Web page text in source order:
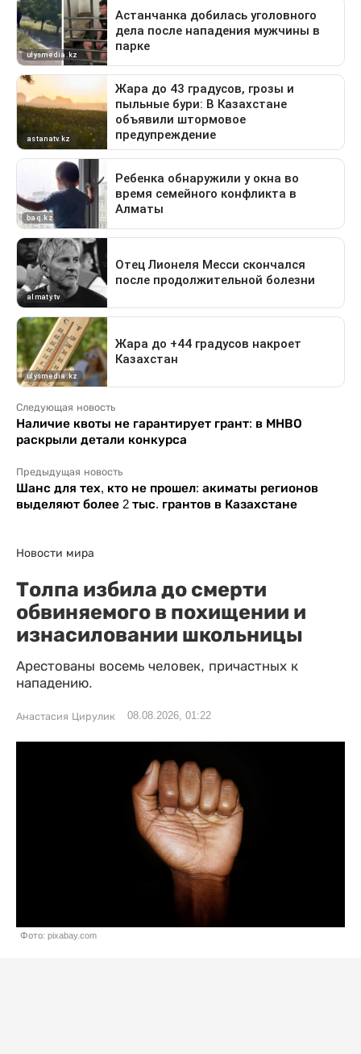
Следующая новость
Наличие квоты не гарантирует грант: в МНВО
раскрыли детали конкурса
Предыдущая новость
Шанс для тех, кто не прошел: акиматы регионов
выделяют более 2 тыс. грантов в Казахстане
Новости мира
Толпа избила до смерти
обвиняемого в похищении и
изнасиловании школьницы
Арестованы восемь человек, причастных к
нападению.
Анастасия Цирулик 08.08.2026, 01:22
Фото: pixabay.com